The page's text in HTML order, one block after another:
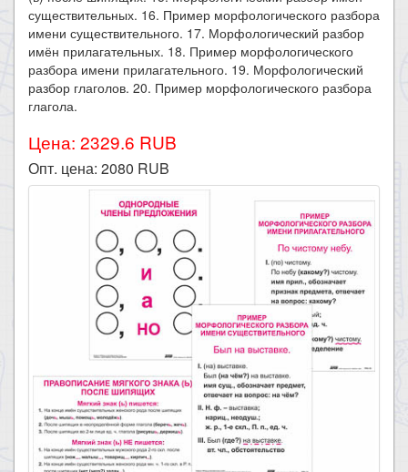
существительных. 16. Пример морфологического разбора
имени существительного. 17. Морфологический разбор
имён прилагательных. 18. Пример морфологического
разбора имени прилагательного. 19. Морфологический
разбор глаголов. 20. Пример морфологического разбора
глагола.​
Цена: 2329.6 RUB
Опт. цена: 2080 RUB